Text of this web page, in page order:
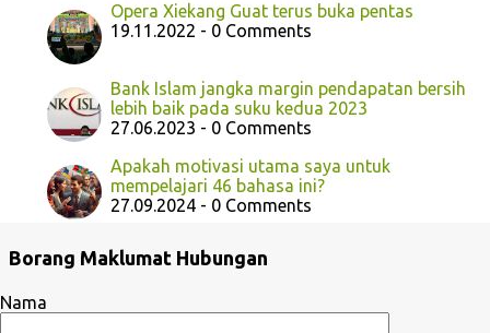
Opera Xiekang Guat terus buka pentas
19.11.2022 - 0 Comments
Bank Islam jangka margin pendapatan bersih
lebih baik pada suku kedua 2023
27.06.2023 - 0 Comments
Apakah motivasi utama saya untuk
mempelajari 46 bahasa ini?
27.09.2024 - 0 Comments
Borang Maklumat Hubungan
Nama